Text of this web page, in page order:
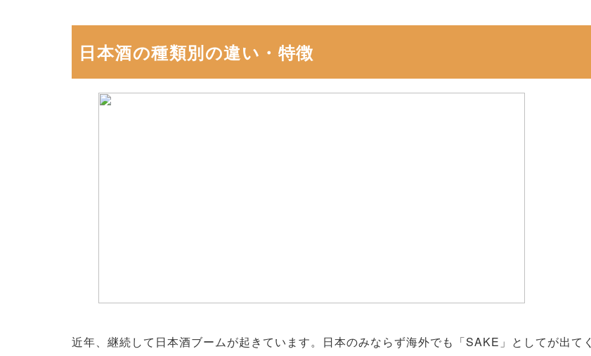
日本酒の種類別の違い・特徴
近年、継続して日本酒ブームが起きています。日本のみならず海外でも「SAKE」としてが出てく